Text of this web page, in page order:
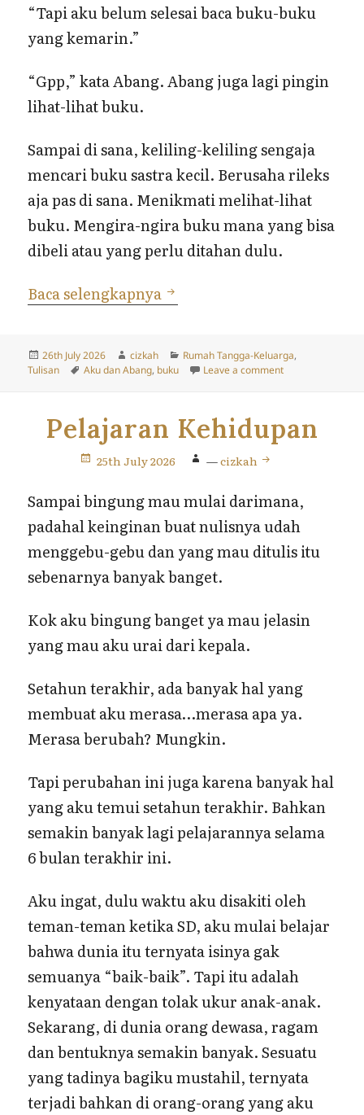
“Tapi aku belum selesai baca buku-buku
yang kemarin.”
“Gpp,” kata Abang. Abang juga lagi pingin
lihat-lihat buku.
Sampai di sana, keliling-keliling sengaja
mencari buku sastra kecil. Berusaha rileks
aja pas di sana. Menikmati melihat-lihat
buku. Mengira-ngira buku mana yang bisa
dibeli atau yang perlu ditahan dulu.
Baca selengkapnya Ketemu Buku Bacaan
Posted
on
26th July 2026 Author
cizkah Categories
Rumah Tangga-Keluarga,
Tulisan
Tags
Aku dan Abang, buku Leave a commenton Ketemu Buku
Pelajaran Kehidupan
25th July 2026 —cizkah
Sampai bingung mau mulai darimana,
padahal keinginan buat nulisnya udah
menggebu-gebu dan yang mau ditulis itu
sebenarnya banyak banget.
Kok aku bingung banget ya mau jelasin
yang mau aku urai dari kepala.
Setahun terakhir, ada banyak hal yang
membuat aku merasa…merasa apa ya.
Merasa berubah? Mungkin.
Tapi perubahan ini juga karena banyak hal
yang aku temui setahun terakhir. Bahkan
semakin banyak lagi pelajarannya selama
6 bulan terakhir ini.
Aku ingat, dulu waktu aku disakiti oleh
teman-teman ketika SD, aku mulai belajar
bahwa dunia itu ternyata isinya gak
semuanya “baik-baik”. Tapi itu adalah
kenyataan dengan tolak ukur anak-anak.
Sekarang, di dunia orang dewasa, ragam
dan bentuknya semakin banyak. Sesuatu
yang tadinya bagiku mustahil, ternyata
terjadi bahkan di orang-orang yang aku